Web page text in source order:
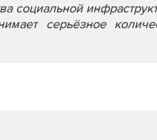
социальной
серьёзное